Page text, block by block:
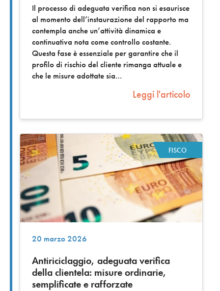
Il processo di adeguata verifica non si esaurisce
al momento dell’instaurazione del rapporto ma
contempla anche un’attività dinamica e
continuativa nota come controllo costante.
Questa fase è essenziale per garantire che il
profilo di rischio del cliente rimanga attuale e
che le misure adottate sia
Leggi l'articolo
FISCO
20 marzo 2026
Antiriciclaggio, adeguata verifica
della clientela: misure ordinarie,
semplificate e rafforzate